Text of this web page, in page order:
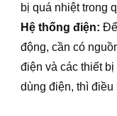
bị quá nhiệt trong
Hệ thống điện:
động, cần có
điện và các thiết
dùng điện, thì